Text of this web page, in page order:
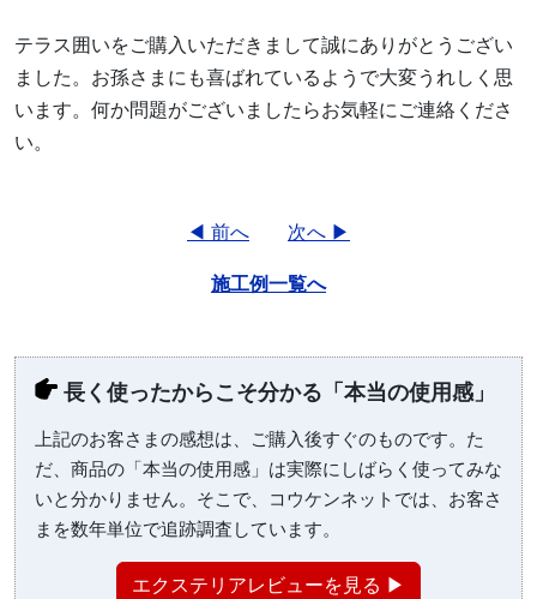
テラス囲いをご購入いただきまして誠にありがとうござい
ました。お孫さまにも喜ばれているようで大変うれしく思
います。何か問題がございましたらお気軽にご連絡くださ
い。
◀ 前へ
次へ ▶
施工例一覧へ
長く使ったからこそ分かる「本当の使用感」
上記のお客さまの感想は、ご購入後すぐのものです。た
だ、商品の「本当の使用感」は実際にしばらく使ってみな
いと分かりません。そこで、コウケンネットでは、お客さ
まを数年単位で追跡調査しています。
エクステリアレビューを見る ▶